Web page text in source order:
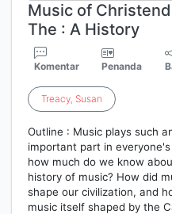
Music of
The : A History
Komentar Penanda
Treacy, Susan
Outline : Music plays such
important part in
how much do we know
history of music? How did
shape our civilization, and
music itself shaped by the